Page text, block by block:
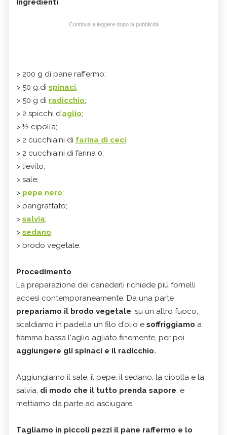
Ingredienti
Continua a leggere dopo la pubblicità
> 200 g di pane raffermo;
> 50 g di spinaci;
> 50 g di radicchio;
> 2 spicchi d’aglio;
> ½ cipolla;
> 2 cucchiaini di farina di ceci;
> 2 cucchiaini di farina 0;
> lievito;
> sale;
> pepe nero;
> pangrattato;
> salvia;
> sedano;
> brodo vegetale.
Procedimento
La preparazione dei canederli richiede più fornelli
accesi contemporaneamente. Da una parte
prepariamo il brodo vegetale; su un altro fuoco,
scaldiamo in padella un filo d'olio e soffriggiamo a
fiamma bassa l'aglio agliato finemente, per poi
aggiungere gli spinaci e il radicchio.
Aggiungiamo il sale, il pepe, il sedano, la cipolla e la
salvia, di modo che il tutto prenda sapore, e
mettiamo da parte ad asciugare.
Tagliamo in piccoli pezzi il pane raffermo e lo